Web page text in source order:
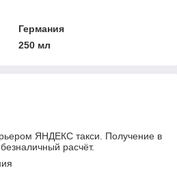
Германия
250 мл
ЯНДЕКС такси. Получение в
расчёт.